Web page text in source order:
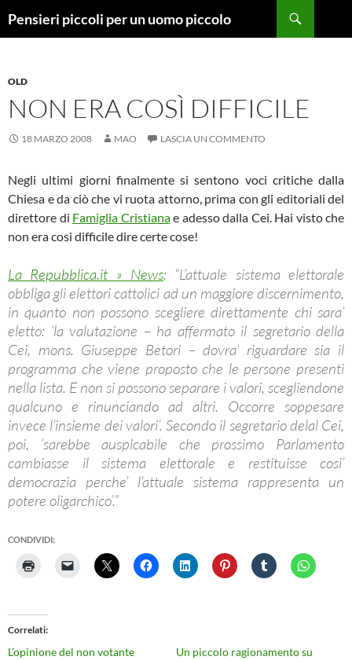
Pensieri piccoli per un uomo piccolo
OLD
NON ERA COSÌ DIFFICILE
18 MARZO 2008 MAO LASCIA UN COMMENTO
Negli ultimi giorni finalmente si sentono voci critiche dalla
Chiesa e da ciò che vi ruota attorno, prima con gli editoriali del
direttore di Famiglia Cristianae adesso dalla Cei. Hai visto che
non era cosi difficile dire certe cose!
La Repubblica.it » News: “L’attuale sistema elettorale
obbliga gli elettori cattolici ad un maggiore discernimento,
in quanto non possono scegliere direttamente chi sara’
eletto: ‘la valutazione – ha affermato il segretario della
Cei, mons. Giuseppe Betori – dovra’ riguardare sia il
programma che viene proposto che le persone presenti
nella lista. E non si possono separare i valori, scegliendone
qualcuno e rinunciando ad altri. Occorre soppesare
invece l’insieme dei valori’. Secondo il segretario delal Cei,
poi, ’sarebbe auspicabile che prossimo Parlamento
cambiasse il sistema elettorale e restituisse cosi’
democrazia perche’ l’attuale sistema rappresenta un
potere oligarchico’.”
CONDIVIDI:
Correlati
L’opinione del non votante
Un piccolo ragionamento su